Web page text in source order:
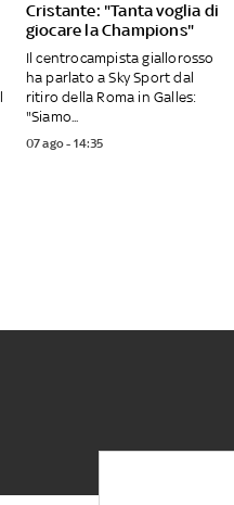
Cristante: "Tanta voglia di
giocare la Champions"
Il centrocampista giallorosso
ha parlato a Sky Sport dal
ritiro della Roma in Galles:
"Siamo...
07 ago - 14:35